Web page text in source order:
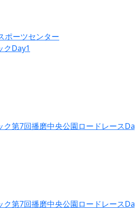
ポーツセンター
クDay1
第7回播磨中央公園ロードレース
第7回播磨中央公園ロードレース